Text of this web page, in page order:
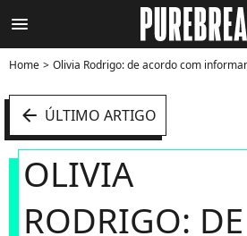
menu
Home Olivia Rodrigo: de acordo com informante, a versão deluxe de
arrow_left ÚLTIMO ARTIGO
OLIVIA
RODRIGO: DE